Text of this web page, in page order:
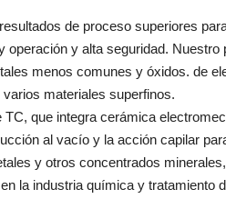
de proceso superiores
y alta seguridad.
menos comunes y óxidos. de
materiales superfinos.
TC, que integra cerámica
al vacío y la acción capilar
y otros concentrados
la industria química y